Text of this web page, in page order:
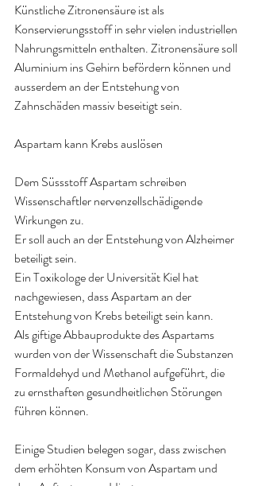
Künstliche Zitronensäure ist als
Konservierungsstoff in sehr vielen industriellen
Nahrungsmitteln enthalten. Zitronensäure soll
Aluminium ins Gehirn befördern können und
ausserdem an der Entstehung von
Zahnschäden massiv beseitigt sein.
Aspartam kann Krebs auslösen
Dem Süssstoff Aspartam schreiben
Wissenschaftler nervenzellschädigende
Wirkungen zu.
Er soll auch an der Entstehung von Alzheimer
beteiligt sein.
Ein Toxikologe der Universität Kiel hat
nachgewiesen, dass Aspartam an der
Entstehung von Krebs beteiligt sein kann.
Als giftige Abbauprodukte des Aspartams
wurden von der Wissenschaft die Substanzen
Formaldehyd und Methanol aufgeführt, die
zu ernsthaften gesundheitlichen Störungen
führen können.
Einige Studien belegen sogar, dass zwischen
dem erhöhten Konsum von Aspartam und